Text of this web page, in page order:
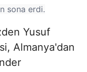
sona erdi.
Yusuf
Almanya'dan